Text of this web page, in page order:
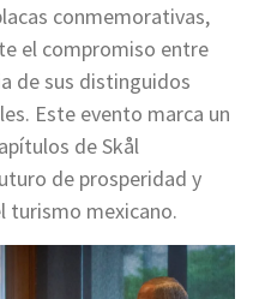
conmemorativas,
el compromiso entre
de sus distinguidos
Este evento marca un
de Skål
de prosperidad y
turismo mexicano.